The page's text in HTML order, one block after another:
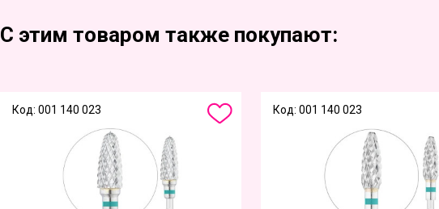
С этим товаром также покупают:
Код: 001 140 023 Код: 001 140 023